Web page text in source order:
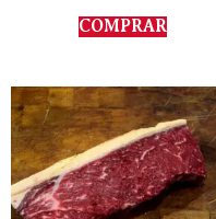
de 5
COMPRAR